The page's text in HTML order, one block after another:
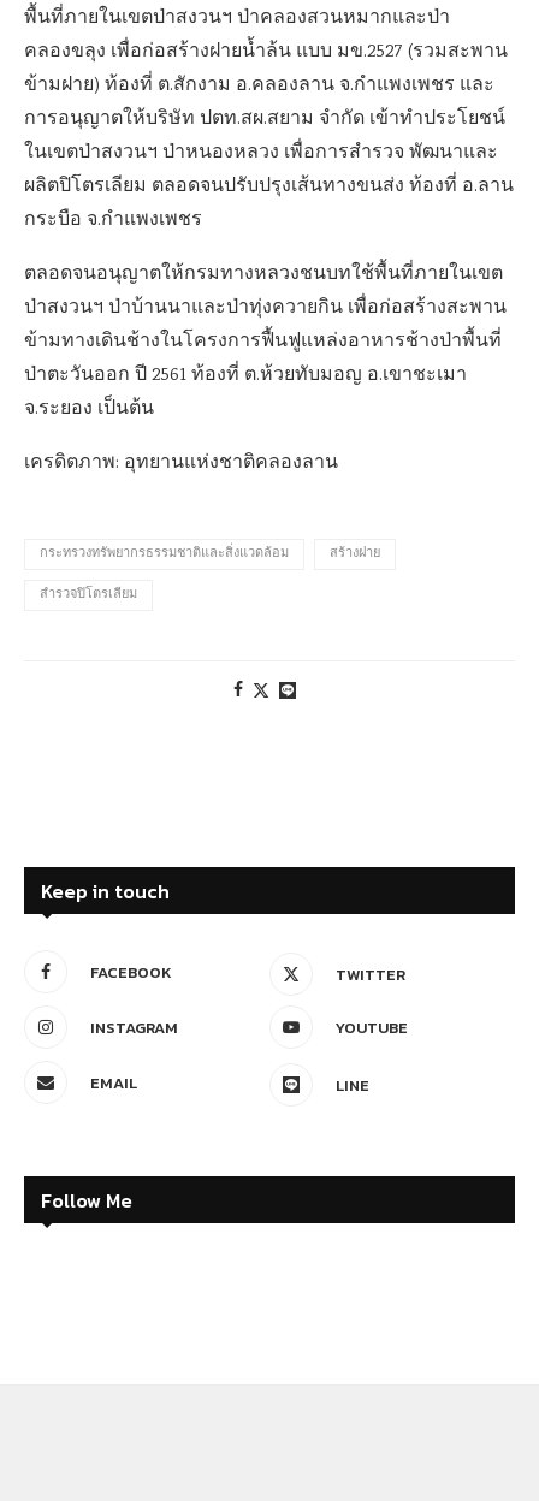
พื้นที่ภายในเขตป่าสงวนฯ ป่าคลองสวนหมากและป่า
คลองขลุง เพื่อก่อสร้างฝายน้ำล้น แบบ มข.2527 (รวมสะพาน
ข้ามฝาย) ท้องที่ ต.สักงาม อ.คลองลาน จ.กำแพงเพชร และ
การอนุญาตให้บริษัท ปตท.สผ.สยาม จำกัด เข้าทำประโยชน์
ในเขตป่าสงวนฯ ป่าหนองหลวง เพื่อการสำรวจ พัฒนาและ
ผลิตปิโตรเลียม ตลอดจนปรับปรุงเส้นทางขนส่ง ท้องที่ อ.ลาน
กระบือ จ.กำแพงเพชร
ตลอดจนอนุญาตให้กรมทางหลวงชนบทใช้พื้นที่ภายในเขต
ป่าสงวนฯ ป่าบ้านนาและป่าทุ่งควายกิน เพื่อก่อสร้างสะพาน
ข้ามทางเดินช้างในโครงการฟื้นฟูแหล่งอาหารช้างป่าพื้นที่
ป่าตะวันออก ปี 2561 ท้องที่ ต.ห้วยทับมอญ อ.เขาชะเมา
จ.ระยอง เป็นต้น
เครดิตภาพ: อุทยานแห่งชาติคลองลาน
กระทรวงทรัพยากรธรรมชาติและสิ่งแวดล้อม สร้างฝาย
สำรวจปิโตรเลียม
Keep in touch
FACEBOOK TWITTER
INSTAGRAM YOUTUBE
EMAIL LINE
Follow Me